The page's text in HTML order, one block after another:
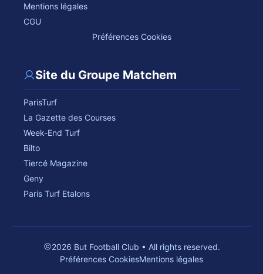
Mentions légales
CGU
Préférences Cookies
Site du Groupe Matchem
ParisTurf
La Gazette des Courses
Week-End Turf
Bilto
Tiercé Magazine
Geny
Paris Turf Etalons
2026 But Football Club • All rights reserved.
Préférences CookiesMentions légales